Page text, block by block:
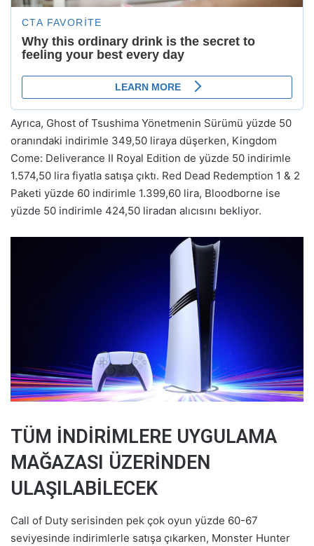
Ayrıca, Ghost of Tsushima Yönetmenin Sürümü yüzde 50
oranındaki indirimle 349,50 liraya düşerken, Kingdom
Come: Deliverance II Royal Edition de yüzde 50 indirimle
1.574,50 lira fiyatla satışa çıktı. Red Dead Redemption 1 & 2
Paketi yüzde 60 indirimle 1.399,60 lira, Bloodborne ise
yüzde 50 indirimle 424,50 liradan alıcısını bekliyor.
TÜM İNDİRİMLERE UYGULAMA
MAĞAZASI ÜZERİNDEN
ULAŞILABİLECEK
Call of Duty serisinden pek çok oyun yüzde 60-67
seviyesinde indirimlerle satışa çıkarken, Monster Hunter